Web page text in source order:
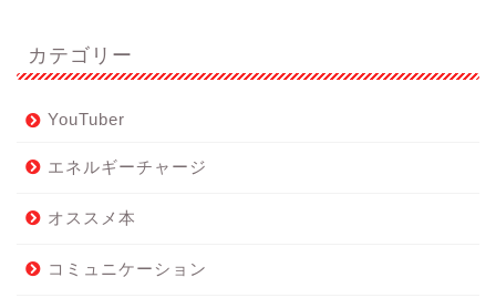
カテゴリー
YouTuber
エネルギーチャージ
オススメ本
コミュニケーション